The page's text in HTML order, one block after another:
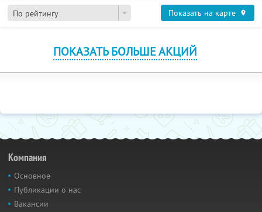
По рейтингу Показать на карте
ПОКАЗАТЬ БОЛЬШЕ АКЦИЙ
Компания
Основное
Публикации о нас
Вакансии